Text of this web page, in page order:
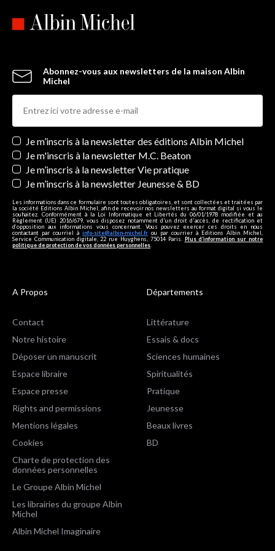
Abonnez-vous aux newsletters de la maison Albin
Michel
Newsletters
Je m’inscris à la newsletter des éditions Albin Michel
Je m'inscris à la newsletter M.C. Beaton
Je m’inscris à la newsletter Vie pratique
Je m’inscris à la newsletter Jeunesse & BD
Les informations dans ce formulaire sont toutes obligatoires, et sont collectées et traitées par
la société Editions Albin Michel, afin de recevoir nos newsletters au format digital si vous le
souhaitez. Conformément à la Loi Informatique et Libertés du 06/01/1978 modifiée et au
Règlement (UE) 2016/679, vous disposez notamment d'un droit d'accès, de rectification et
d’opposition aux informations vous concernant. Vous pouvez exercer ces droits en nous
contactant par courriel à info-site@albin-michel.fr ou par courrier à Editions Albin Michel,
Service Communication digitale, 22 rue Huyghens, 75014 Paris. Plus d’information sur notre
politique de protection de vos données personnelles
A Propos
Contact
Notre histoire
Déposer un manuscrit
Espace libraire
Espace presse
Rights and permissions
Mentions légales
Cookies
Charte de protection des
données personnelles
Le Groupe Albin Michel
Les librairies du groupe Albin
Michel
Albin Michel Imaginaire
Départements
Littérature
Essais & docs
Sciences humaines
Spiritualités
Pratique
Jeunesse
Beaux livres
BD